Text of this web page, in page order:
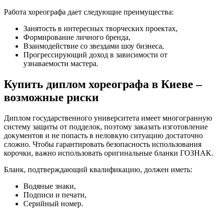
Работа хореографа дает следующие преимущества:
Занятость в интересных творческих проектах,
Формирование личного бренда,
Взаимодействие со звездами шоу бизнеса,
Прогрессирующий доход в зависимости от
узнаваемости мастера.
Купить диплом хореографа в Киеве –
возможные риски
Диплом государственного университета имеет многогранную
систему защиты от подделок, поэтому заказать изготовление
документов и не попасть в неловкую ситуацию достаточно
сложно. Чтобы гарантировать безопасность использования
корочки, важно использовать оригинальные бланки ГОЗНАК.
Бланк, подтверждающий квалификацию, должен иметь:
Водяные знаки,
Подписи и печати,
Серийный номер.